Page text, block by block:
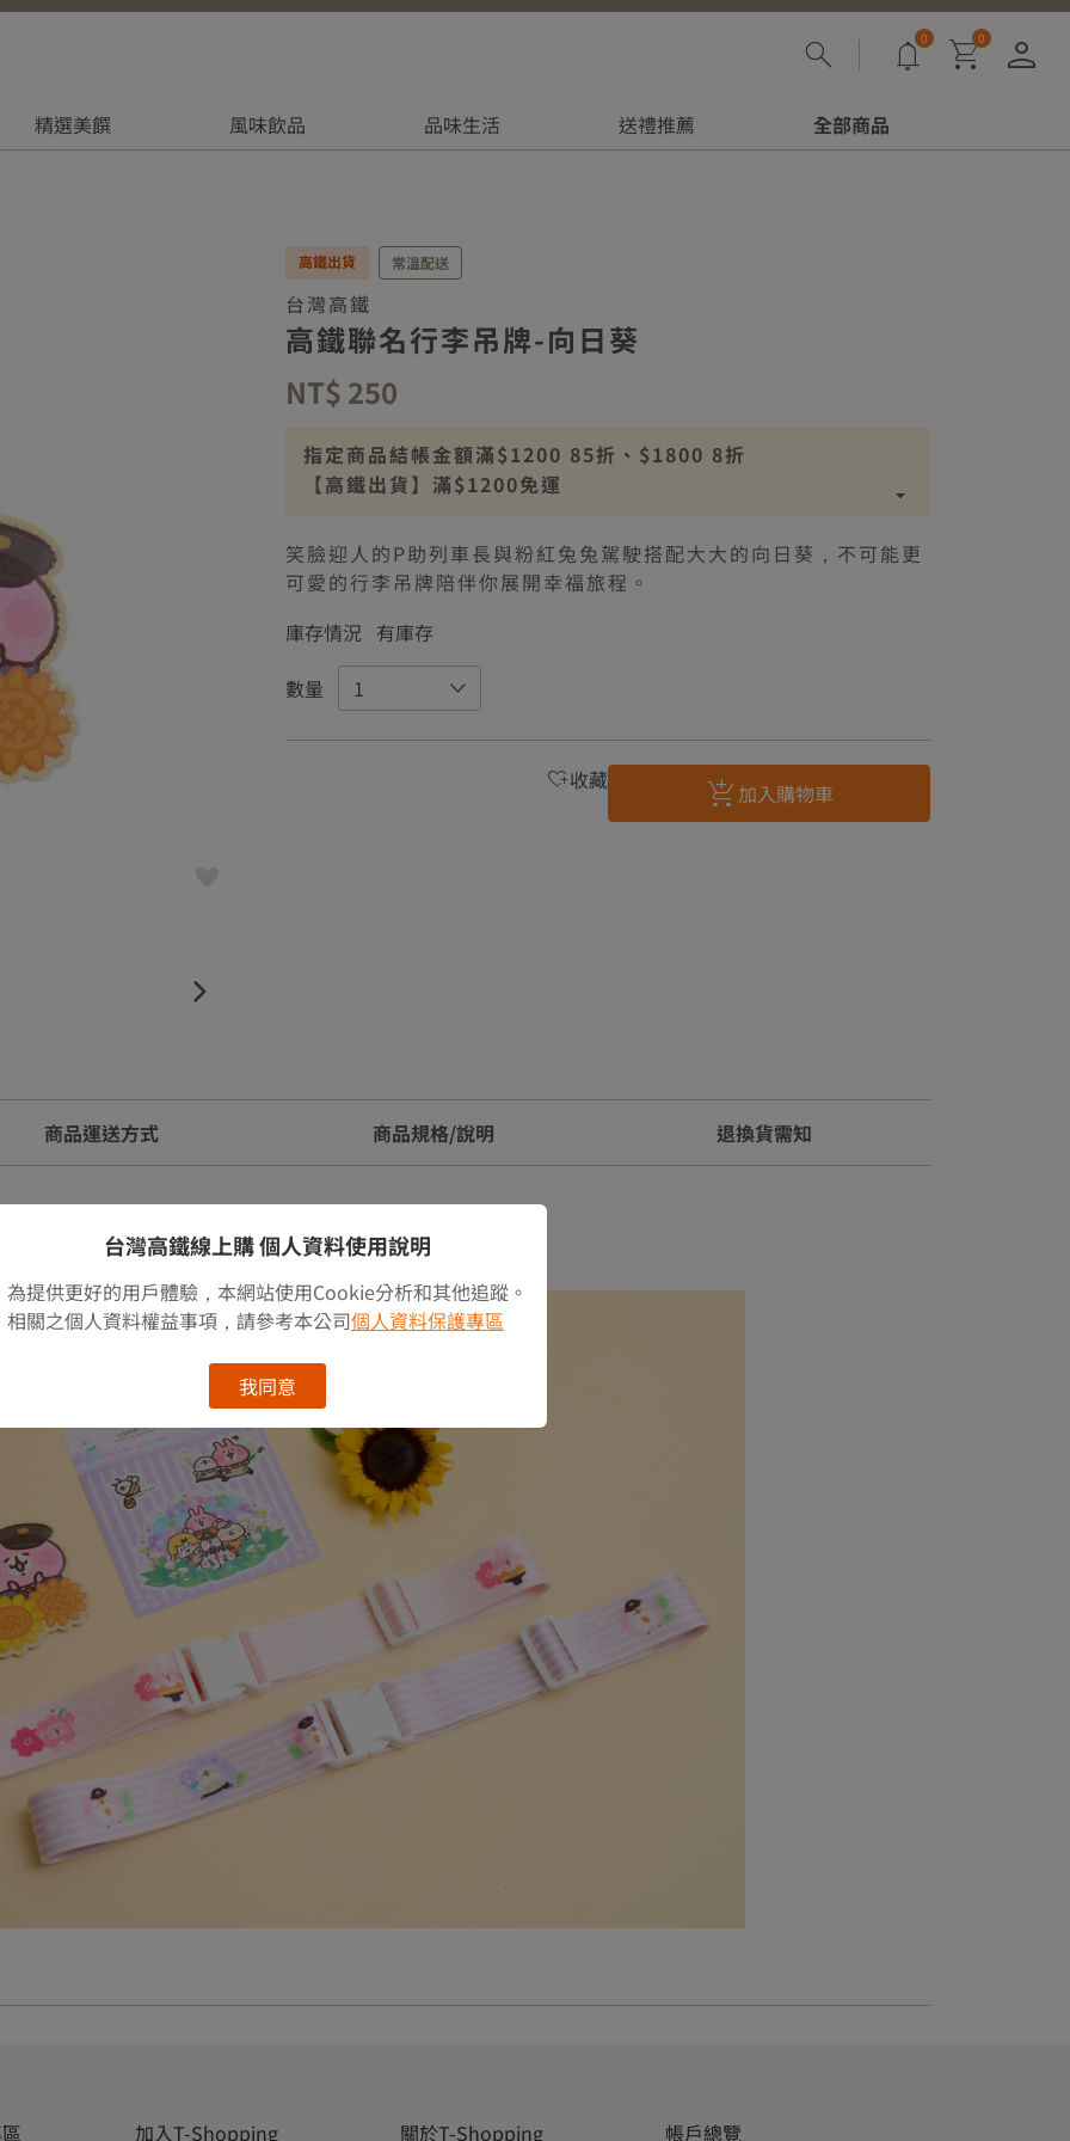
0 0 登
精選美饌 風味飲品 品味生活 送禮推薦 全部商品
高鐵出貨 常溫配送
台灣高鐵
高鐵聯名行李吊牌-向日葵
NT$ 250
指定商品結帳金額滿$1200 85折、$1800 8折
【高鐵出貨】滿$1200免運
笑臉迎人的P助列車長與粉紅兔兔駕駛搭配大大的向日葵，不可能更
可愛的行李吊牌陪伴你展開幸福旅程。
庫存情況 有庫存
數量
收藏 加入購物車
商品運送方式 商品規格/說明 退換貨需知
加入T-Shopping 關於T-Shopping 帳戶總覽
台灣高鐵線上購 個人資料使用說明
為提供更好的用戶體驗，本網站使用Cookie分析和其他追蹤。
相關之個人資料權益事項，請參考本公司個人資料保護專區
我同意